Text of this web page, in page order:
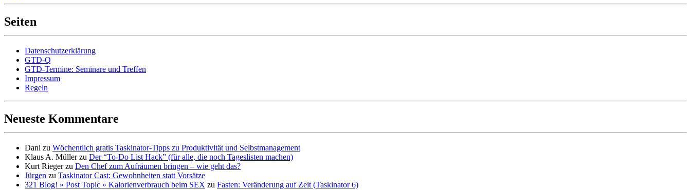
Seiten
Datenschutzerklärung
GTD-Q
GTD-Termine: Seminare und Treffen
Impressum
Regeln
Neueste Kommentare
Dani zu Wöchentlich gratis Taskinator-Tipps zu Produktivität und Selbstmanagement
Klaus A. Müllerzu Der “To-Do List Hack” (für alle, die noch Tageslisten machen)
Kurt Riegerzu Den Chef zum Aufräumen bringen – wie geht das?
Jürgen zu Taskinator Cast: Gewohnheiten statt Vorsätze
321 Blog! » Post Topic » Kalorienverbrauch beim SEX zu Fasten: Veränderung auf Zeit (Taskinator 6)